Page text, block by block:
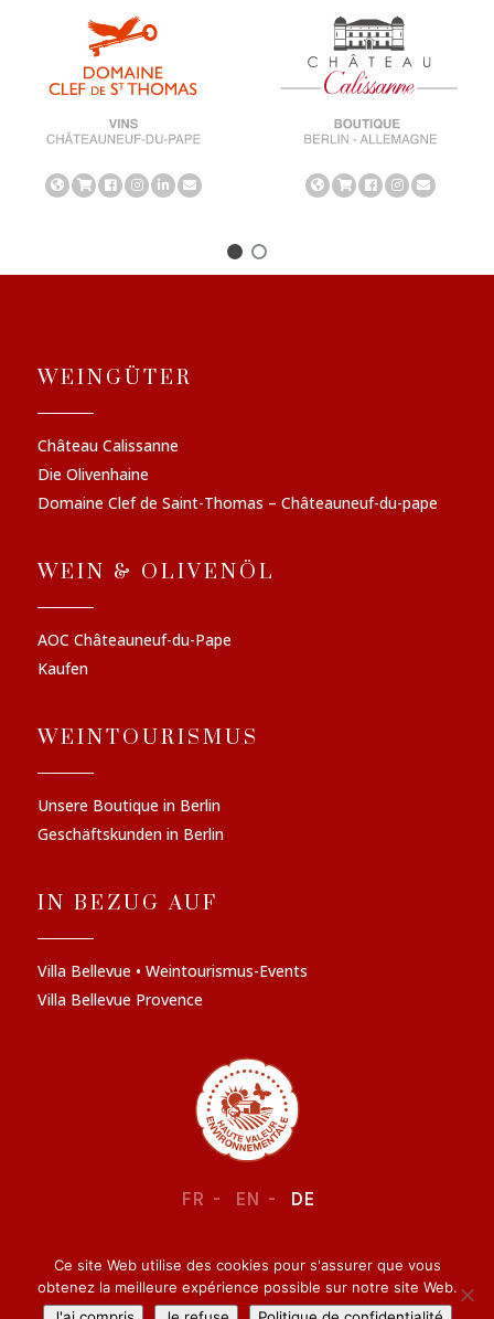
WEINGÜTER
Château Calissanne
Die Olivenhaine
Domaine Clef de Saint-Thomas – Châteauneuf-du-pape
WEIN & OLIVENÖL
AOC Châteauneuf-du-Pape
Kaufen
WEINTOURISMUS
Unsere Boutique in Berlin
Geschäftskunden in Berlin
IN BEZUG AUF
Villa Bellevue • Weintourismus-Events
Villa Bellevue Provence
FR EN DE
RECHTLICHE INFORMATIONEN–VERTRAULICHKEIT
Ce site Web utilise des cookies pour s'assurer que vous
obtenez la meilleure expérience possible sur notre site Web.